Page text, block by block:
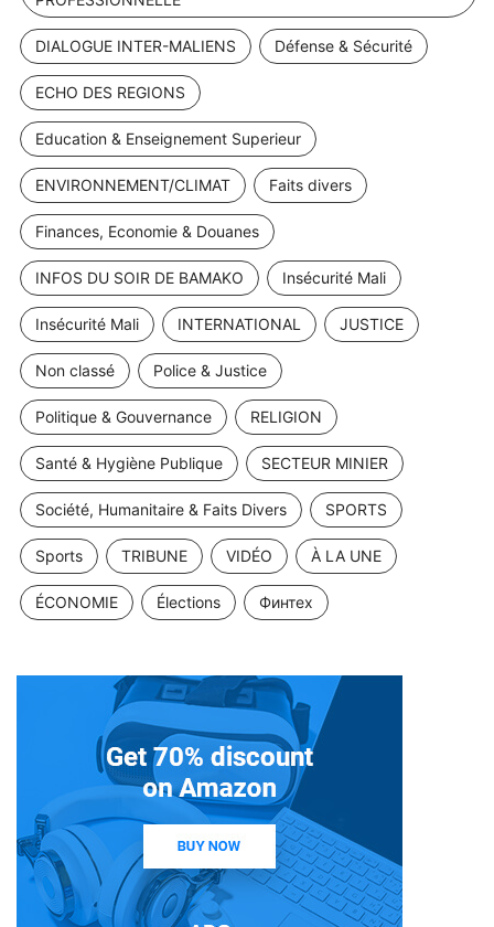
DIALOGUE INTER-MALIENS Défense & Sécurité
ECHO DES REGIONS
Education & Enseignement Superieur
ENVIRONNEMENT/CLIMAT Faits divers
Finances, Economie & Douanes
INFOS DU SOIR DE BAMAKO Insécurité Mali
Insécurité Mali INTERNATIONAL JUSTICE
Non classé Police & Justice
Politique & Gouvernance RELIGION
Santé & Hygiène Publique SECTEUR MINIER
Société, Humanitaire & Faits Divers SPORTS
Sports TRIBUNE VIDÉO À LA UNE
ÉCONOMIE Élections Финтех